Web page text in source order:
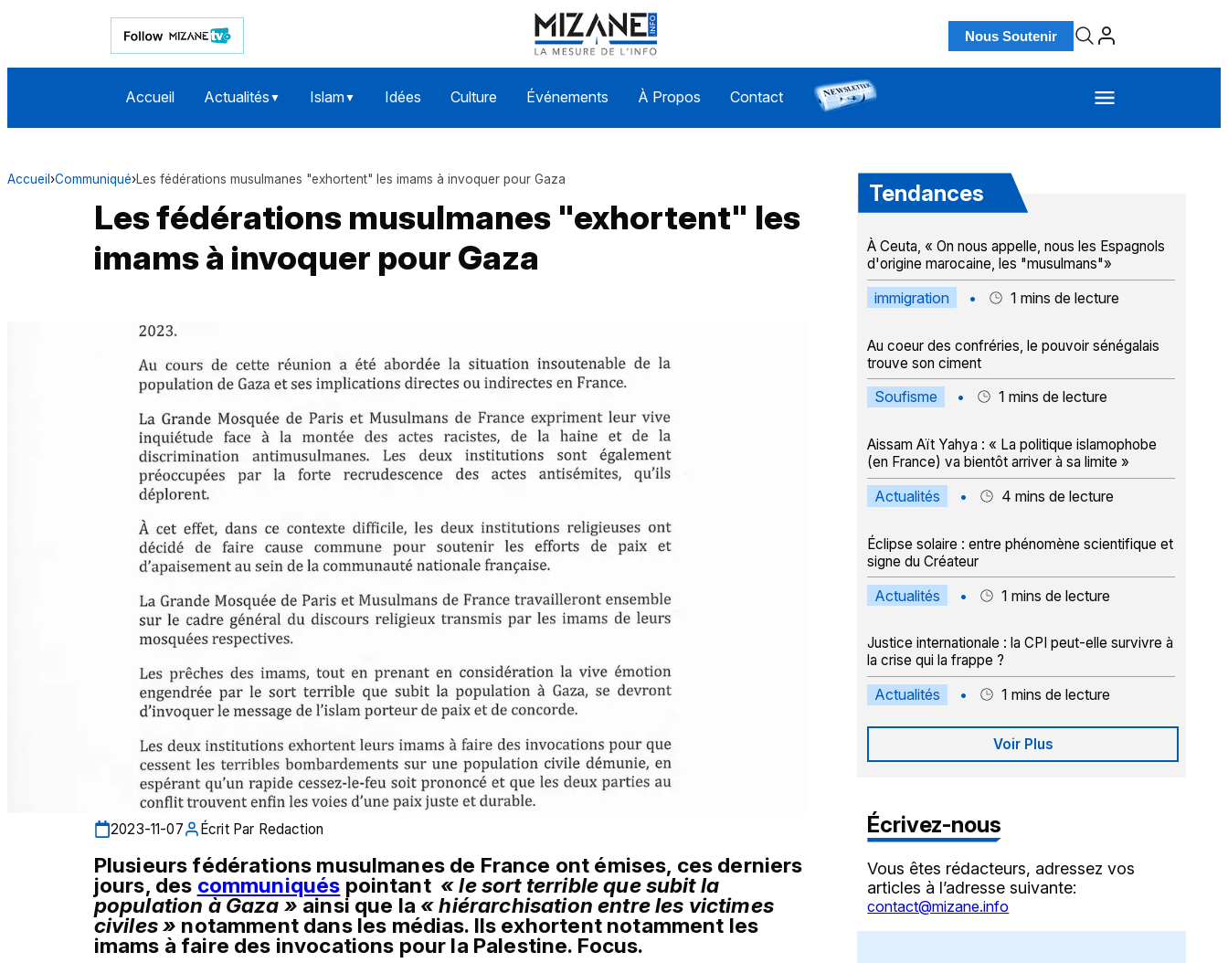
Nous Soutenir
Accueil Actualités ▼ Islam▼ Idées Culture Événements À Propos Contact
Accueil ›Communiqué›Les fédérations musulmanes "exhortent" les imams à invoquer pour Gaza
Les fédérations musulmanes "exhortent" les
imams à invoquer pour Gaza
2023-11-07 Écrit Par Redaction
Plusieurs fédérations musulmanes de France ont émises, ces derniers
jours, des communiqués pointant « le sort terrible que subit la
population à Gaza » ainsi que la «hiérarchisation entre les victimes
civiles» notamment dans les médias. Ils exhortent notamment les
imams à faire des invocations pour la Palestine. Focus.
Tendances
À Ceuta, « On nous appelle, nous les Espagnols
d'origine marocaine, les "musulmans"»
immigration • 1 mins de lecture
Au coeur des confréries, le pouvoir sénégalais
trouve son ciment
Soufisme • 1 mins de lecture
Aissam Aït Yahya : « La politique islamophobe
(en France) va bientôt arriver à sa limite »
Actualités • 4 mins de lecture
Éclipse solaire : entre phénomène scientifique et
signe du Créateur
Actualités • 1 mins de lecture
Justice internationale : la CPI peut-elle survivre à
la crise qui la frappe ?
Actualités • 1 mins de lecture
Voir Plus
Écrivez-nous
Vous êtes rédacteurs, adressez vos
articles à l’adresse suivante:
contact@mizane.info